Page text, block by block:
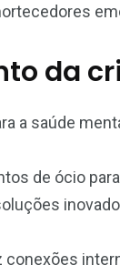
da
a saúde
de ócio